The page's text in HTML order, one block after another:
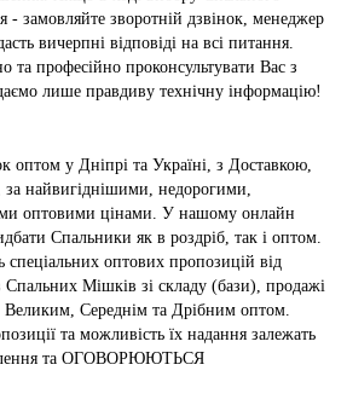
замовляйте зворотній дзвінок, менеджер
вичерпні відповіді на всі питання.
та професійно проконсультувати Вас з
лише правдиву технічну інформацію!
у Дніпрі та Україні, з Доставкою,
найвигіднішими, недорогими,
оптовими цінами. У нашому онлайн
Спальники як в роздріб, так і оптом.
спеціальних оптових пропозицій від
Спальних Мішків зі складу (бази), продажі
Великим, Середнім та Дрібним оптом.
та можливість їх надання залежать
та ОГОВОРЮЮТЬСЯ